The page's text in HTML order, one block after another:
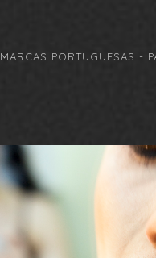
MARCAS PORTUGUESAS -